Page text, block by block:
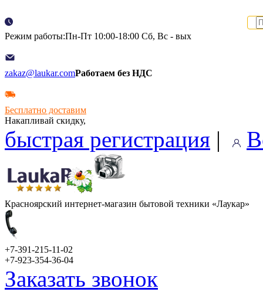
Режим работы:Пн-Пт 10:00-18:00 Сб, Вс - вых
zakaz@laukar.comРаботаем без НДС
Бесплатно доставим
Накапливай скидку,
быстрая регистрация |
Красноярский интернет-магазин бытовой техники «Лаукар»
+7-391-215-11-02
+7-923-354-36-04
Заказать звонок